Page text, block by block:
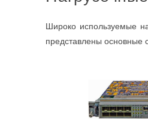
Широко используемые
представлены основные